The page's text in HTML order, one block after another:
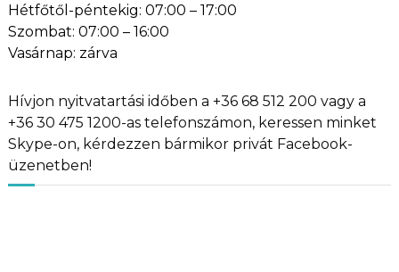
Hétfőtől-péntekig: 07:00 – 17:00
Szombat: 07:00 – 16:00
Vasárnap: zárva
Hívjon nyitvatartási időben a +36 68 512 200 vagy a
+36 30 475 1200-as telefonszámon, keressen minket
Skype-on, kérdezzen bármikor privát Facebook-
üzenetben!